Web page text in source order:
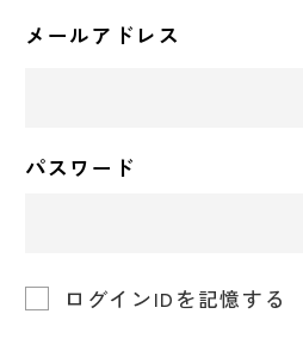
メールアドレス
パスワード
ログインIDを記憶する